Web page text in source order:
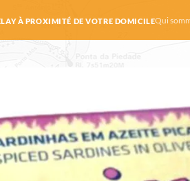
À PROXIMITÉ DE VOTRE DOMICILEQui
Comptoir du